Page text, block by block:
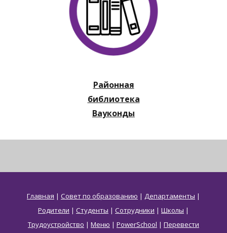
Районная
библиотека
Вауконды
Главная | Совет по образованию | Департаменты |
Родители | Студенты | Сотрудники | Школы |
Трудоустройство | Меню | PowerSchool | Перевести